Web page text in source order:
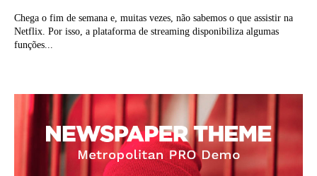
Chega o fim de semana e, muitas vezes, não sabemos o que assistir na
Netflix. Por isso, a plataforma de streaming disponibiliza algumas
funções...